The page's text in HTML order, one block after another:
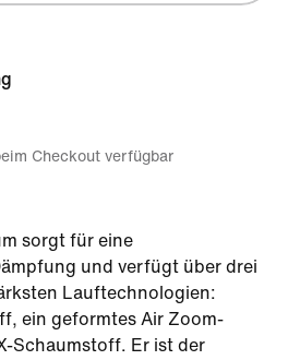
Checkout verfügbar
sorgt für eine
und verfügt über drei
Lauftechnologien:
ein geformtes Air Zoom-
Schaumstoff. Er ist der